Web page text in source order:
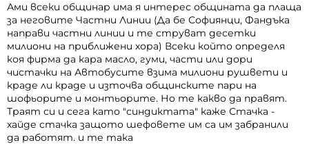
Ами всеки общинар има я интерес общината да плаща
за неговите Частни Линии (Да бе Софиянци, Фандъка
направи частни линии и те струват десетки
милиони на приближени хора) Всеки който определя
коя фирма да кара масло, гуми, части или дори
чистачки на Автобусите взима милиони рушвети и
краде ли краде и източва общинските пари на
шофьорите и монтьорите. Но те какво да правят.
Траят си и сега като "синдиктата" каже Стачка -
хайде стачка защото шефовете им са им забранили
да работят. и те така